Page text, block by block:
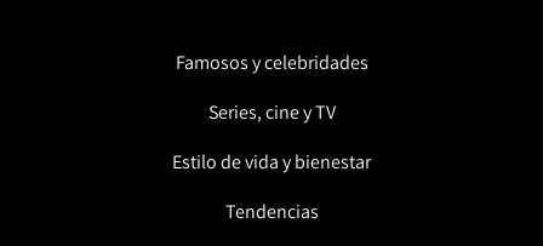
Famosos y celebridades
Series, cine y TV
Estilo de vida y bienestar
Tendencias